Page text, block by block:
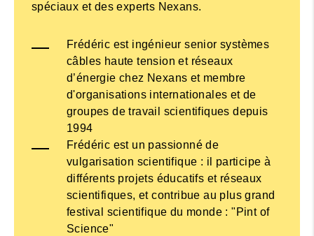
spéciaux et des experts Nexans.
Frédéric est ingénieur senior systèmes
câbles haute tension et réseaux
d’énergie chez Nexans et membre
d'organisations internationales et de
groupes de travail scientifiques depuis
1994
Frédéric est un passionné de
vulgarisation scientifique : il participe à
différents projets éducatifs et réseaux
scientifiques, et contribue au plus grand
festival scientifique du monde : "Pint of
Science"